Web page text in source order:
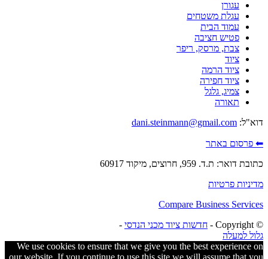
עגורן
עגלת משטחים
עמוד הבית
פטיש חציבה
צבת, מרסק, ריפר
ציוד
ציוד הרמה
ציוד חפירה
צמיג, גלגל
תאורה
דוא"ל: dani.steinmann@gmail.com
⬅ פרסום באתר
כתובת דואר: ת.ד. 959, חרוצים, מיקוד 60917
מדיניות פרטיות
Compare Business Services
© ‫Copyright -
חדשות ציוד מכני הנדסי -
גלול למעלה
We use cookies to ensure that we give you the best experience on
our website. If you continue to use this site we will assume that you